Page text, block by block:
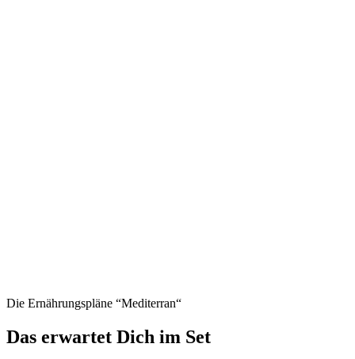
Die Ernährungspläne “Mediterran“
Das erwartet Dich im Set